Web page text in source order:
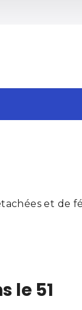
et de
le 51